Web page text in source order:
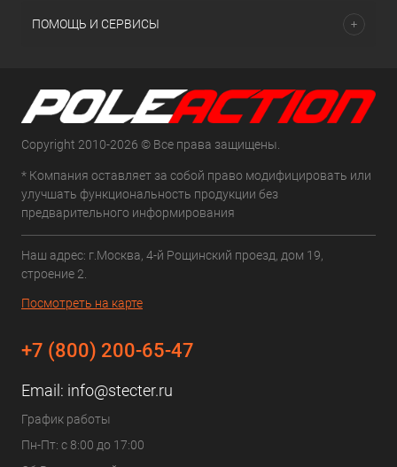
ПОМОЩЬ И СЕРВИСЫ
Copyright 2010-2026 © Все права защищены.
* Компания оставляет за собой право модифицировать или
улучшать функциональность продукции без
предварительного информирования
Наш адрес: г.Москва, 4-й Рощинский проезд, дом 19,
строение 2.
Посмотреть на карте
+7 (800) 200-65-47
Email: info@stecter.ru
График работы
Пн-Пт: с 8:00 до 17:00